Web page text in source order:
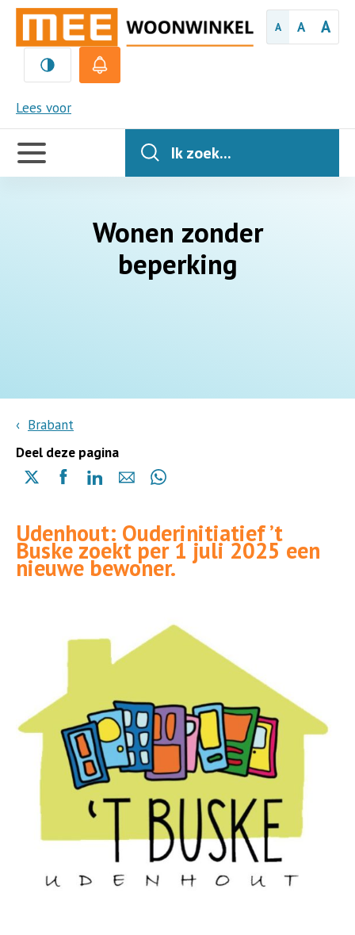
A A A
Lees voor
MEE
Handige
links
Ik zoek...
Wonen zonder
beperking
Brabant
Deel deze pagina
Delen
(opent
in
een
nieuwe
Delen
(opent
in
een
nieuwe
Delen
(opent
in
een
nieuwe
Delen
mail
Delen
(opent
in
een
Udenhout: Ouderinitiatief ’t
Buske zoekt per 1 juli 2025 een
nieuwe bewoner.